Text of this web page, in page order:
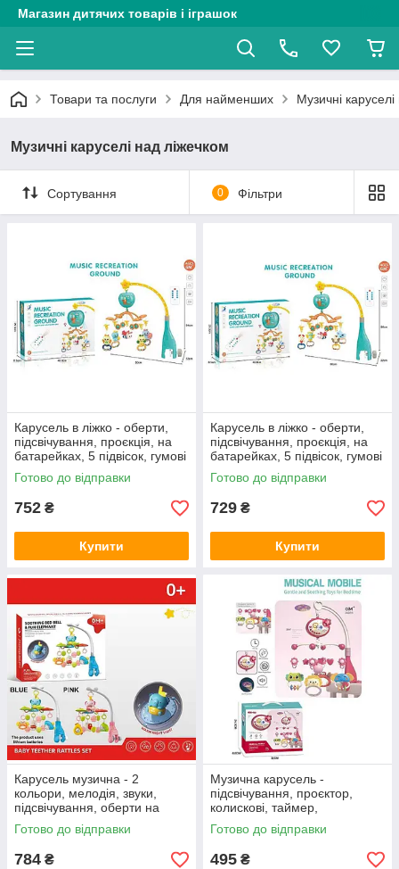
Магазин дитячих товарів і іграшок
Товари та послуги Для найменших Музичні
Музичні каруселі над ліжечком
Сортування 0 Фільтри
Карусель в ліжко - оберти,
підсвічування, проєкція, на
батарейках, 5 підвісок, гумові
елементи, таймер, колискові
мелодії, звуки
Готово до відправки
752 ₴
Купити
Карусель в ліжко - оберти,
підсвічування, проєкція, на
батарейках, 5 підвісок, гумові
елементи, таймер, колискові
мелодії, звуки
Готово до відправки
729 ₴
Купити
Карусель музична - 2
кольори, мелодія, звуки,
підсвічування, оберти на
360°, від акумулятора,
брязкальця, таймер YD 750-
Готово до відправки
784 ₴
Музична карусель -
підсвічування, проєктор,
колискові, таймер,
озвучування англійською
мовою, брязкальця 648 A-67
Готово до відправки
495 ₴